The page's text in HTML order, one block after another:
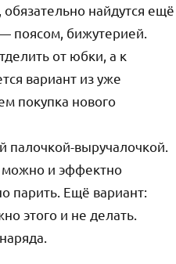
найдутся ещё
поясом, бижутерией.
от юбки, а к
вариант из уже
покупка нового
палочкой-выручалочкой.
можно и эффектно
парить. Ещё вариант:
этого и не делать.